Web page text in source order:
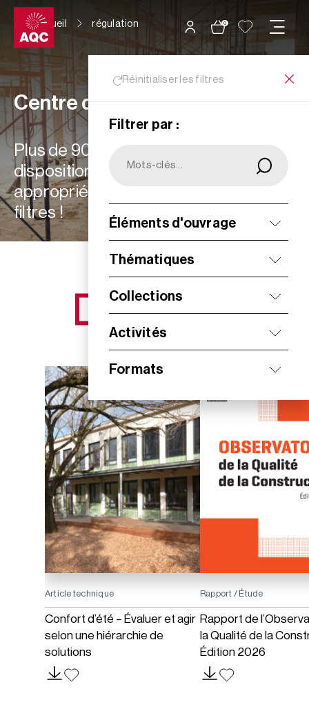
Panneau de gestion des cookies
0
Accueil régulation
Réinitialiser les filtres
Filtrer par :
Éléments d'ouvrage
Thématiques
Collections
Activités
Formats
Centre de ressources
Plus de 900 ressources à votre
disposition : choisissez les plus
appropriées à vos besoins grâce aux
filtres !
NOS NOUVEAUTÉS
Article technique
Confort d’été – Évaluer et agir
selon une hiérarchie de
solutions
Rapport / Étude
Rapport de
la Qualité de la
Édition 2026